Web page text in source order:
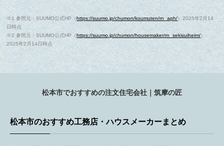
※1 参照元：SUUMO公式HP（https://suumo.jp/chumon/koumuten/rn_aph/）2025年2月14
日時点
※2 参照元：SUUMO公式HP（https://suumo.jp/chumon/housemaker/rn_sekisuiheim/）
2025年2月14日時点
松本市でおすすめの注文住宅会社｜筑摩の匠
松本市のおすすめ工務店・ハウスメーカーまとめ